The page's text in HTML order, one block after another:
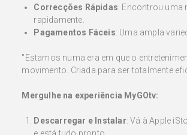
Correcções Rápidas: Encontrou uma
rapidamente.
Pagamentos Fáceis: Uma ampla
"Estamos numa era em que o
movimento. Criada para ser totalmente
Mergulhe na experiência MyGOtv:
Descarregar e Instalar: Vá à Apple
e está tudo pronto.